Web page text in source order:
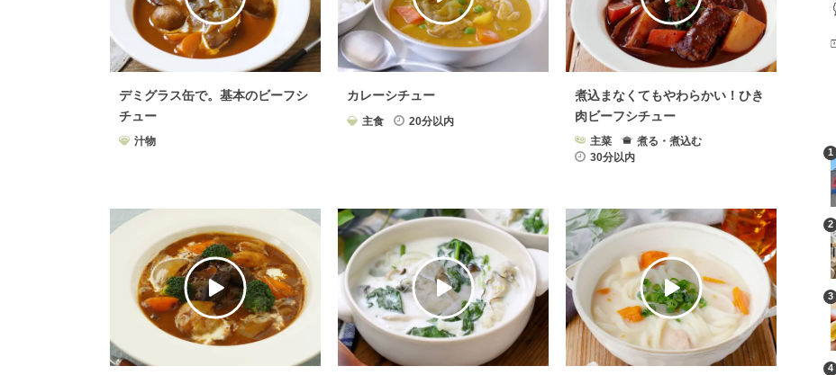
デミグラス缶で。基本のビーフシ
チュー
汁物
カレーシチュー
主食 20分以内
煮込まなくてもやわらかい！ひき
肉ビーフシチュー
主菜
煮る・煮込む
30分以内
1
2
3
4